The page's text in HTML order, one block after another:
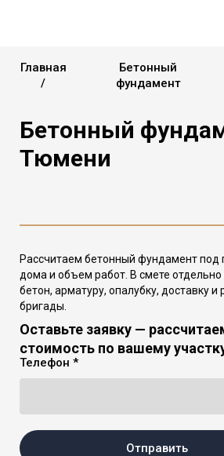
Бетонный
фундамент
Главная
/
Телефон *
Отправить
Оставьте заявку —
стоимость по вашему
Рассчитаем бетонный фундамент под
дома и объем работ. В смете
бетон, арматуру, опалубку, доставку и
бригады.
Бетонный
Тюмени